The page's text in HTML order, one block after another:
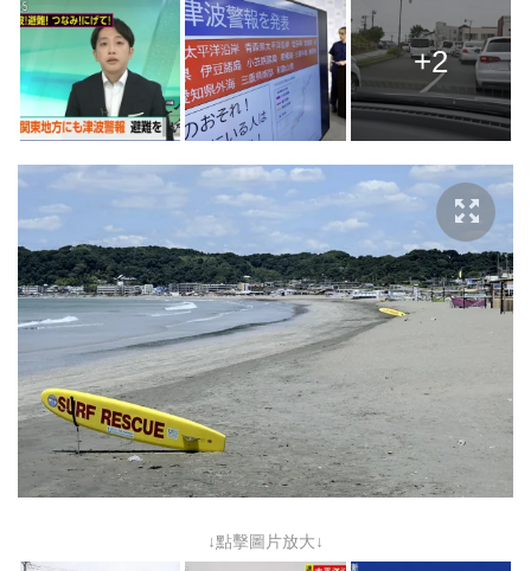
+2
↓點擊圖片放大↓